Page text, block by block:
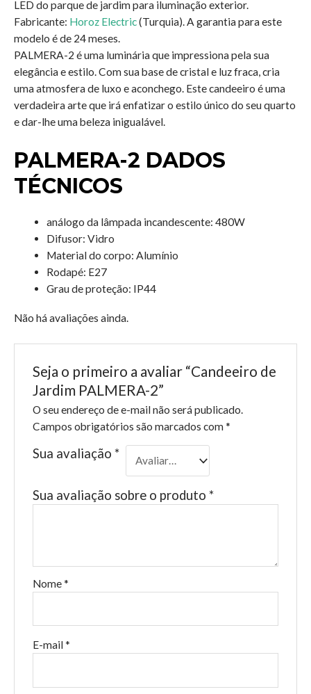
LED do parque de jardim para iluminação exterior.
Fabricante: Horoz Electric(Turquia). A garantia para este
modelo é de 24 meses.
PALMERA-2 é uma luminária que impressiona pela sua
elegância e estilo. Com sua base de cristal e luz fraca, cria
uma atmosfera de luxo e aconchego. Este candeeiro é uma
verdadeira arte que irá enfatizar o estilo único do seu quarto
e dar-lhe uma beleza inigualável.
PALMERA-2 DADOS
TÉCNICOS
análogo da lâmpada incandescente: 480W
Difusor: Vidro
Material do corpo: Alumínio
Rodapé: E27
Grau de proteção: IP44
Não há avaliações ainda.
Seja o primeiro a avaliar “Candeeiro de
Jardim PALMERA-2”
O seu endereço de e-mail não será publicado.
Campos obrigatórios são marcados com *
Sua avaliação *
Sua avaliação sobre o produto *
Nome *
E-mail *